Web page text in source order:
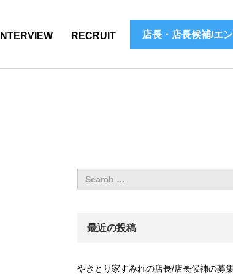
INTERVIEW RECRUIT 店長・店長候補/エ
最近の投稿
やきとり家すみれの店長/店長候補の募